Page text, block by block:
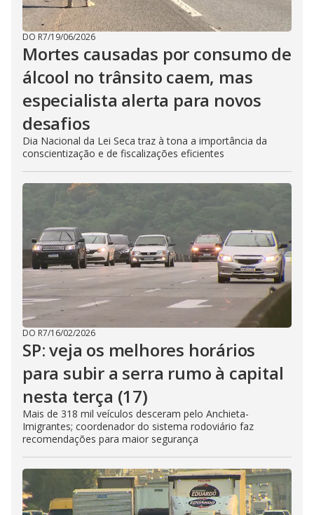
DO R7/19/06/2026
Mortes causadas por consumo de
álcool no trânsito caem, mas
especialista alerta para novos
desafios
Dia Nacional da Lei Seca traz à tona a importância da
conscientização e de fiscalizações eficientes
DO R7/16/02/2026
SP: veja os melhores horários
para subir a serra rumo à capital
nesta terça (17)
Mais de 318 mil veículos desceram pelo Anchieta-
Imigrantes; coordenador do sistema rodoviário faz
recomendações para maior segurança